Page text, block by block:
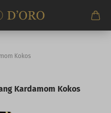
Kokos
Kardamom Kokos